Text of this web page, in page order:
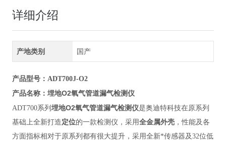
详细介绍
产地类别 国产
产品型号：ADT700J-O2
产品名称： 埋地O2氧气管道漏气检测仪
ADT700系列 埋地O2氧气管道漏气检测仪是奥迪特科技在原系列
基础上全新打造定位的一款检测仪，采用全金属外壳，性能及各
方面指标相对于原系列都有很大提升，采用全新*传感器及32位低